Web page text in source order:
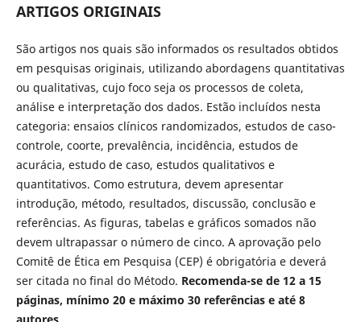
ARTIGOS ORIGINAIS
São artigos nos quais são informados os resultados obtidos
em pesquisas originais, utilizando abordagens quantitativas
ou qualitativas, cujo foco seja os processos de coleta,
análise e interpretação dos dados. Estão incluídos nesta
categoria: ensaios clínicos randomizados, estudos de caso-
controle, coorte, prevalência, incidência, estudos de
acurácia, estudo de caso, estudos qualitativos e
quantitativos. Como estrutura, devem apresentar
introdução, método, resultados, discussão, conclusão e
referências. As figuras, tabelas e gráficos somados não
devem ultrapassar o número de cinco. A aprovação pelo
Comitê de Ética em Pesquisa (CEP) é obrigatória e deverá
ser citada no final do Método. Recomenda-se de 12 a 15
páginas, mínimo 20 e máximo 30 referências e até 8